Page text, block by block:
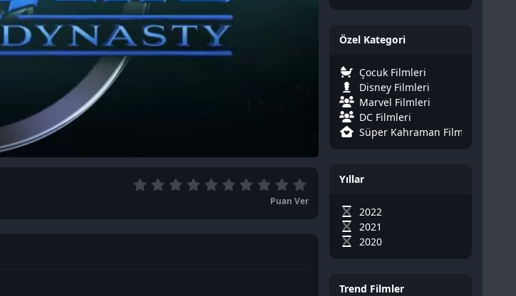
Puan Ver
Özel Kategori
Çocuk Filmleri
Disney Filmleri
Marvel Filmleri
DC Filmleri
Süper Kahraman Filmleri
Yıllar
2022
2021
2020
Trend Filmler